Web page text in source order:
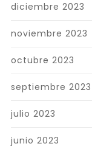
diciembre 2023
noviembre 2023
octubre 2023
septiembre 2023
julio 2023
junio 2023